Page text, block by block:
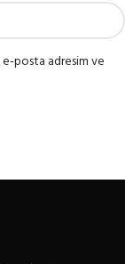
e-posta adresim ve